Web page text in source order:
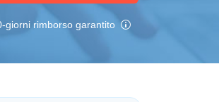
giorni rimborso garantito